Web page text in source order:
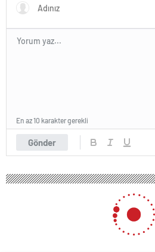
Gönder
En az 10 karakter gerekli